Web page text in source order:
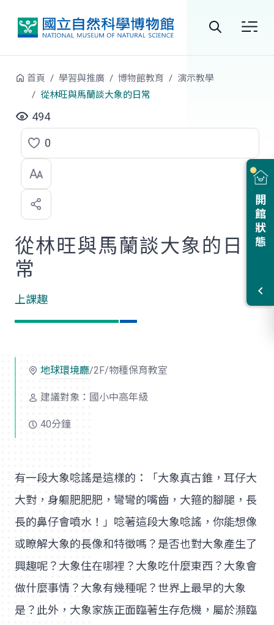
站
開館狀態
首頁 學習與推廣 博物館教育
演示教學
從林旺與馬蘭談大象的日常
494
點
選
喜
歡
0
從林旺與馬蘭談大象的日
常
上課趣
地球環境廳/2F/物種保育教室
建議對象：國小中高年級
40分鐘
有一段大象唸謠是這樣的：「大象真古錐，耳仔大
大對，身軀肥肥肥，彎彎的嘴齒，大箍的腳腿，長
長的鼻仔會噴水！」唸著這段大象唸謠，你能想像
或瞭解大象的長像和特徵嗎？是否也對大象產生了
興趣呢？大象住在哪裡？大象吃什麼東西？大象會
做什麼事情？大象有幾種呢？世界上最早的大象
是？此外，大象家族正面臨著生存危機，屬於瀕臨